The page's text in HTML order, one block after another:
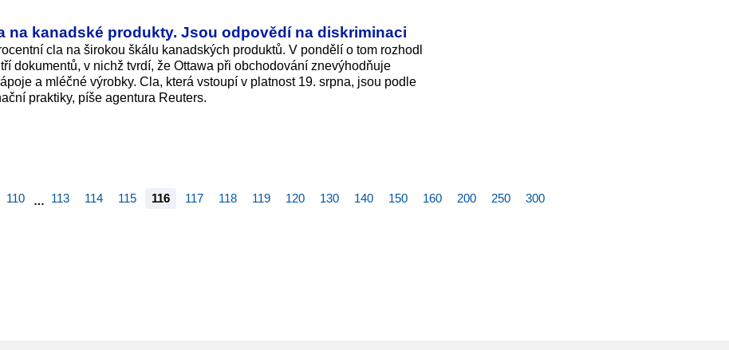
na kanadské produkty. Jsou odpovědí na diskriminaci
cla na širokou škálu kanadských produktů. V pondělí o tom rozhodl
dokumentů, v nichž tvrdí, že Ottawa při obchodování znevýhodňuje
a mléčné výrobky. Cla, která vstoupí v platnost 19. srpna, jsou podle
praktiky, píše agentura Reuters.
110 … 113 114 115 116 117 118 119 120 130 140 150 160 200 250 300